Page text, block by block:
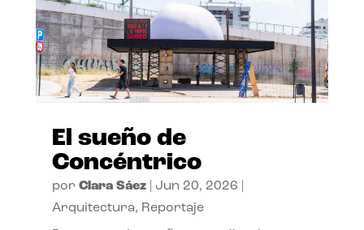
El sueño de
Concéntrico
por Clara Sáez| Jun 20, 2026
Arquitectura, Reportaje